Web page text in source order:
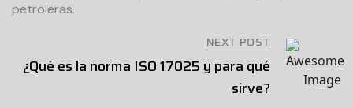
petroleras.
NEXT POST
¿Qué es la norma ISO 17025 y para qué
sirve?